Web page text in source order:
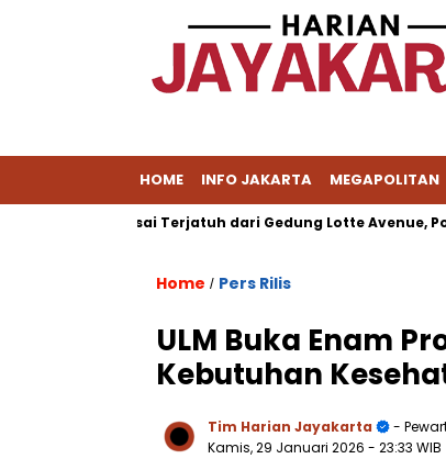
HOME INFO JAKARTA MEGAPOLITAN
Tewas Usai Terjatuh dari Gedung Lotte Avenue, Polisi
Home / Pers Rilis
ULM Buka Enam
Kebutuhan
Tim Harian Jayakarta
-
Kamis, 29 Januari 2026 - 23:33 WIB